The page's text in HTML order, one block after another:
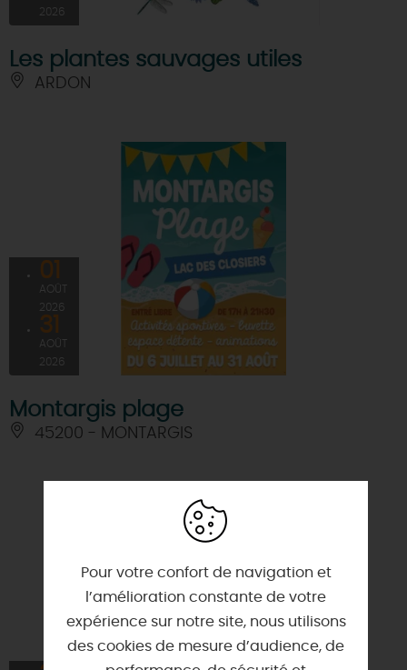
2026
Les plantes sauvages utiles
ARDON
01
AOÛT
2026
31
AOÛT
2026
Montargis plage
45200 - MONTARGIS
Pour votre confort de navigation et
l’amélioration constante de votre
expérience sur notre site, nous utilisons
des cookies de mesure d’audience, de